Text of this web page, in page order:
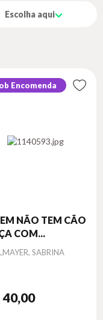
Escolha aqui
Encomenda
NÃO TEM CÃO
COM...
SABRINA
40,00